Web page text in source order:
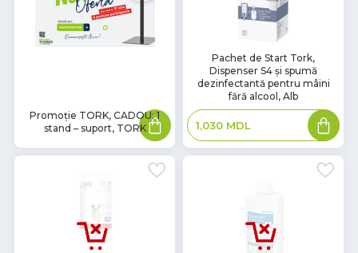
Promoție TORK, CADOU: 1
stand – suport, TORK
Citește
mai
mult
наличии
Pachet de Start Tork,
Dispenser S4 și spumă
dezinfectantă pentru mâini
fără alcool, Alb
1,030 MDL
Adaugă
în
coș